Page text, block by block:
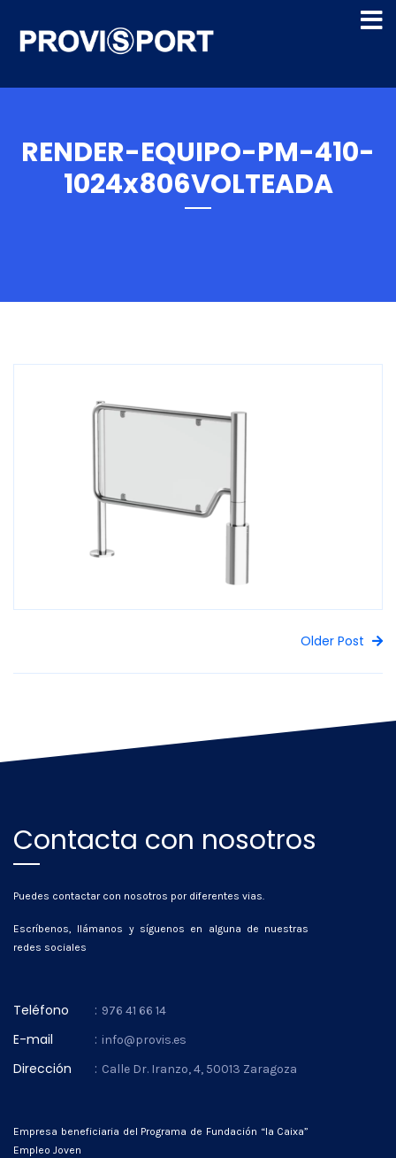
RENDER-EQUIPO-PM-410-
1024x806VOLTEADA
Older Post
Contacta con nosotros
Puedes contactar con nosotros por diferentes vias.
Escríbenos, llámanos y síguenos en alguna de nuestras
redes sociales
Teléfono : 976 41 66 14
E-mail : info@provis.es
Dirección : Calle Dr. Iranzo, 4, 50013 Zaragoza
Empresa beneficiaria del Programa de Fundación “la Caixa”
Empleo Joven